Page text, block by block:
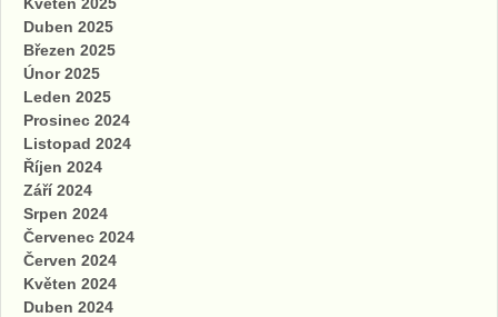
Duben 2025
Březen 2025
Únor 2025
Leden 2025
Prosinec 2024
Listopad 2024
Říjen 2024
Září 2024
Srpen 2024
Červenec 2024
Červen 2024
Květen 2024
Duben 2024